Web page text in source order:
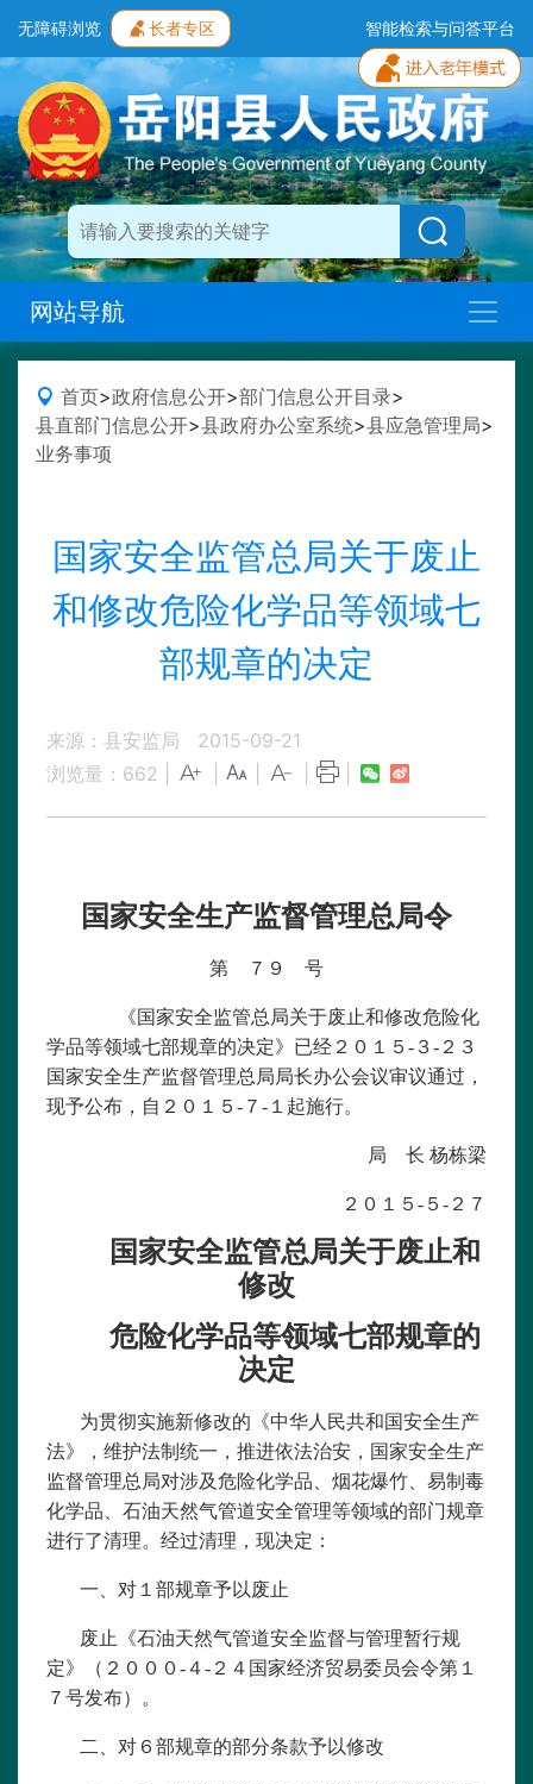
无障碍浏览 长者专区 智能检索与问答平台
网站导航
首页>政府信息公开>部门信息公开目录>
县直部门信息公开>县政府办公室系统>县应急管理局>
业务事项
国家安全监管总局关于废止
和修改危险化学品等领域七
部规章的决定
来源：县安监局
2015-09-21
浏览量： 662
国家安全生产监督管理总局令
第 ７９ 号
《国家安全监管总局关于废止和修改危险化
学品等领域七部规章的决定》已经２０１５-３-２３
国家安全生产监督管理总局局长办公会议审议通过，
现予公布，自２０１５-７-１起施行。
局 长 杨栋梁
２０１５-５-２７
国家安全监管总局关于废止和
修改
危险化学品等领域七部规章的
决定
为贯彻实施新修改的《中华人民共和国安全生产
法》，维护法制统一，推进依法治安，国家安全生产
监督管理总局对涉及危险化学品、烟花爆竹、易制毒
化学品、石油天然气管道安全管理等领域的部门规章
进行了清理。经过清理，现决定：
一、对１部规章予以废止
废止《石油天然气管道安全监督与管理暂行规
定》（２０００-４-２４国家经济贸易委员会令第１
７号发布）。
二、对６部规章的部分条款予以修改